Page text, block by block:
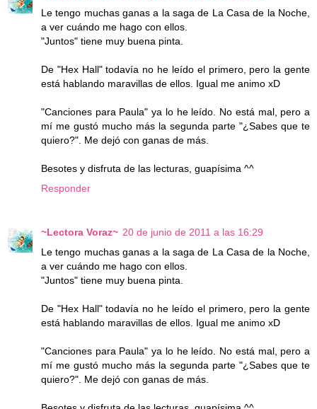
Le tengo muchas ganas a la saga de La Casa de la Noche,
a ver cuándo me hago con ellos.
"Juntos" tiene muy buena pinta.
De "Hex Hall" todavía no he leído el primero, pero la gente
está hablando maravillas de ellos. Igual me animo xD
"Canciones para Paula" ya lo he leído. No está mal, pero a
mí me gustó mucho más la segunda parte "¿Sabes que te
quiero?". Me dejó con ganas de más.
Besotes y disfruta de las lecturas, guapísima ^^
Responder
~Lectora Voraz~ 20 de junio de 2011 a las 16:29
Le tengo muchas ganas a la saga de La Casa de la Noche,
a ver cuándo me hago con ellos.
"Juntos" tiene muy buena pinta.
De "Hex Hall" todavía no he leído el primero, pero la gente
está hablando maravillas de ellos. Igual me animo xD
"Canciones para Paula" ya lo he leído. No está mal, pero a
mí me gustó mucho más la segunda parte "¿Sabes que te
quiero?". Me dejó con ganas de más.